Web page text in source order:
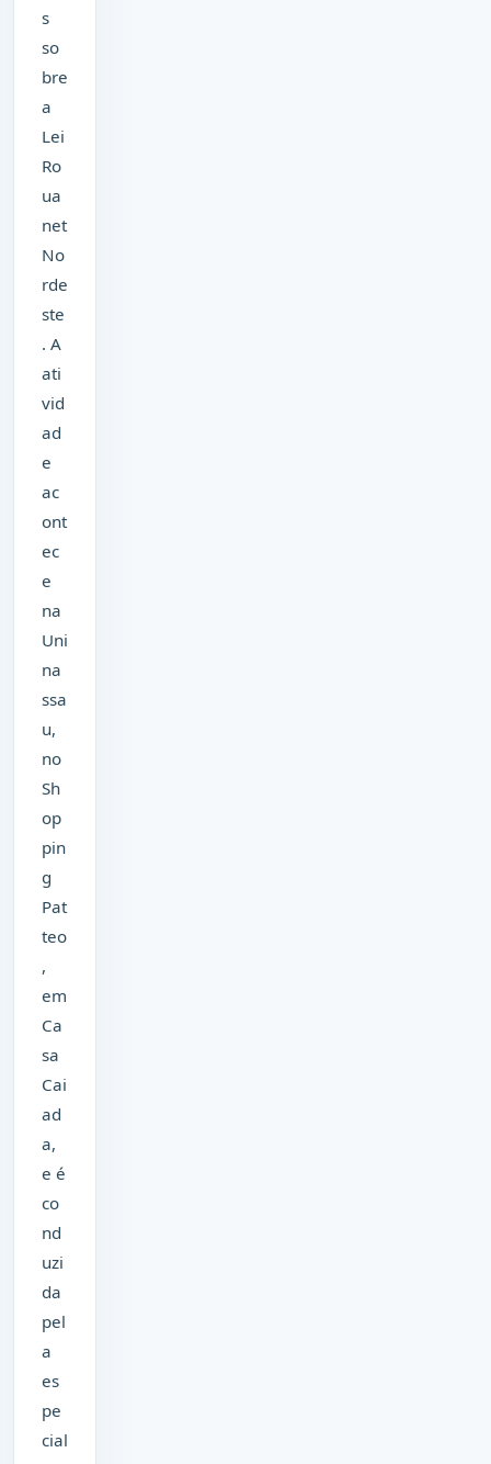
s
so
bre
a
Lei
Ro
ua
net
No
rde
ste
. A
ati
vid
ad
e
ac
ont
ec
e
na
Uni
na
ssa
u,
no
Sh
op
pin
g
Pat
teo
,
em
Ca
sa
Cai
ad
a,
e é
co
nd
uzi
da
pel
a
es
pe
cial